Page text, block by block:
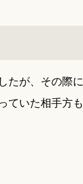
たが、その際
ていた相手方